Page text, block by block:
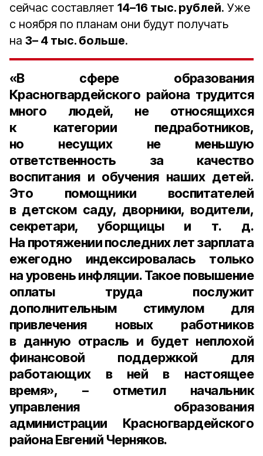
сейчас составляет 14–16 тыс. рублей. Уже
с ноября по планам они будут получать
на 3– 4 тыс. больше.
«В сфере образования
Красногвардейского района трудится
много людей, не относящихся
к категории педработников,
но несущих не меньшую
ответственность за качество
воспитания и обучения наших детей.
Это помощники воспитателей
в детском саду, дворники, водители,
секретари, уборщицы и т. д.
На протяжении последних лет зарплата
ежегодно индексировалась только
на уровень инфляции. Такое повышение
оплаты труда послужит
дополнительным стимулом для
привлечения новых работников
в данную отрасль и будет неплохой
финансовой поддержкой для
работающих в ней в настоящее
время», – отметил начальник
управления образования
администрации Красногвардейского
района Евгений Черняков.